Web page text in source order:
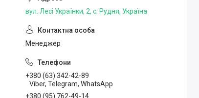
вул. Лесі Українки, 2, с. Рудня, Україна
Менеджер
+380 (63) 342-42-89
Viber, Telegram, WhatsApp
+380 (95) 762-49-14